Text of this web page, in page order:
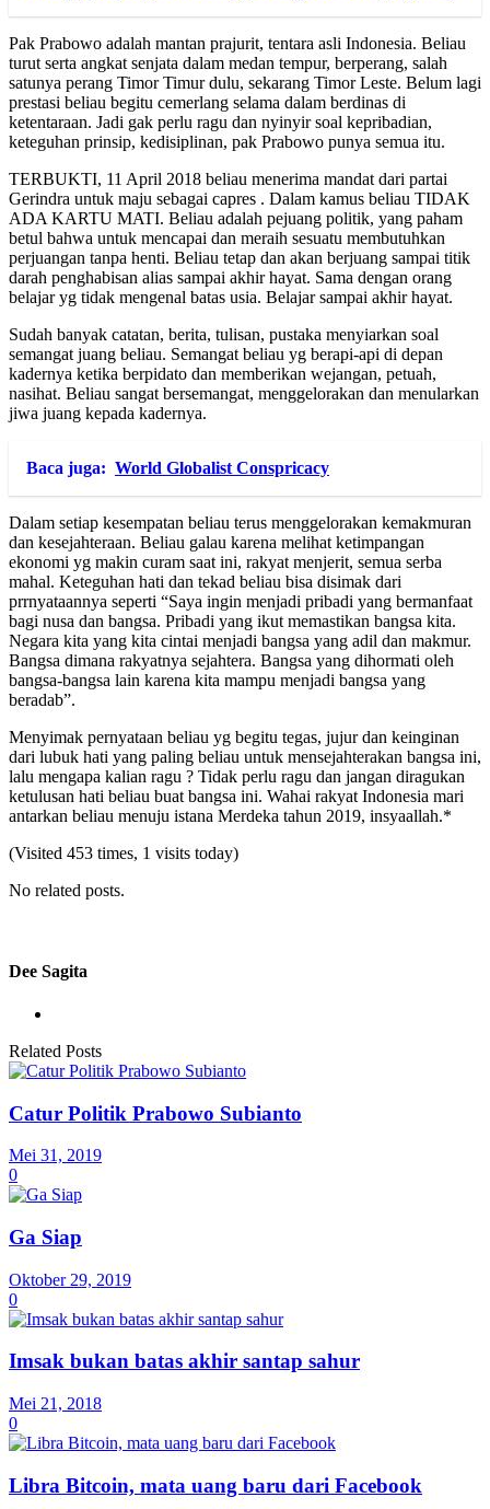
Pak Prabowo adalah mantan prajurit, tentara asli Indonesia. Beliau
turut serta angkat senjata dalam medan tempur, berperang, salah
satunya perang Timor Timur dulu, sekarang Timor Leste. Belum lagi
prestasi beliau begitu cemerlang selama dalam berdinas di
ketentaraan. Jadi gak perlu ragu dan nyinyir soal kepribadian,
keteguhan prinsip, kedisiplinan, pak Prabowo punya semua itu.
TERBUKTI, 11 April 2018 beliau menerima mandat dari partai
Gerindra untuk maju sebagai capres . Dalam kamus beliau TIDAK
ADA KARTU MATI. Beliau adalah pejuang politik, yang paham
betul bahwa untuk mencapai dan meraih sesuatu membutuhkan
perjuangan tanpa henti. Beliau tetap dan akan berjuang sampai titik
darah penghabisan alias sampai akhir hayat. Sama dengan orang
belajar yg tidak mengenal batas usia. Belajar sampai akhir hayat.
Sudah banyak catatan, berita, tulisan, pustaka menyiarkan soal
semangat juang beliau. Semangat beliau yg berapi-api di depan
kadernya ketika berpidato dan memberikan wejangan, petuah,
nasihat. Beliau sangat bersemangat, menggelorakan dan menularkan
jiwa juang kepada kadernya.
Baca juga: World Globalist Conspricacy
Dalam setiap kesempatan beliau terus menggelorakan kemakmuran
dan kesejahteraan. Beliau galau karena melihat ketimpangan
ekonomi yg makin curam saat ini, rakyat menjerit, semua serba
mahal. Keteguhan hati dan tekad beliau bisa disimak dari
prrnyataannya seperti “Saya ingin menjadi pribadi yang bermanfaat
bagi nusa dan bangsa. Pribadi yang ikut memastikan bangsa kita.
Negara kita yang kita cintai menjadi bangsa yang adil dan makmur.
Bangsa dimana rakyatnya sejahtera. Bangsa yang dihormati oleh
bangsa-bangsa lain karena kita mampu menjadi bangsa yang
beradab”.
Menyimak pernyataan beliau yg begitu tegas, jujur dan keinginan
dari lubuk hati yang paling beliau untuk mensejahterakan bangsa ini,
lalu mengapa kalian ragu ? Tidak perlu ragu dan jangan diragukan
ketulusan hati beliau buat bangsa ini. Wahai rakyat Indonesia mari
antarkan beliau menuju istana Merdeka tahun 2019, insyaallah.*
(Visited 453 times, 1 visits today)
No related posts.
Dee Sagita
Related Posts
Catur Politik Prabowo Subianto
Mei 31, 2019
0
Ga Siap
Oktober 29, 2019
0
Imsak bukan batas akhir santap sahur
Mei 21, 2018
0
Libra Bitcoin, mata uang baru dari Facebook